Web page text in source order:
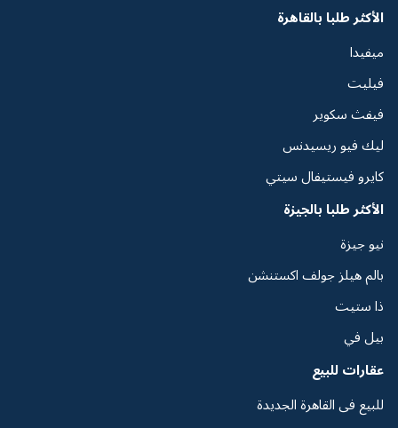
الأكثر طلبا بالقاهرة
ميفيدا
فيليت
فيفث سكوير
ليك فيو ريسيدنس
كايرو فيستيفال سيتي
الأكثر طلبا بالجيزة
نيو جيزة
بالم هيلز جولف اكستنشن
ذا ستيت
بيل في
عقارات للبيع
للبيع فى القاهرة الجديدة